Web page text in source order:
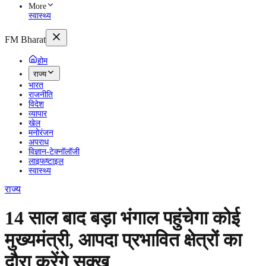
More
स्वास्थ्य
FM Bharat
होम
राज्य
भारत
राजनीति
विदेश
व्यापार
खेल
मनोरंजन
अपराध
विज्ञान-टेक्नॉलॉजी
लाइफष्टाइल
स्वास्थ्य
राज्य
14 साल बाद बड़ा भंगाल पहुंचेगा कोई
मुख्यमंत्री, आपदा प्रभावित क्षेत्रों का